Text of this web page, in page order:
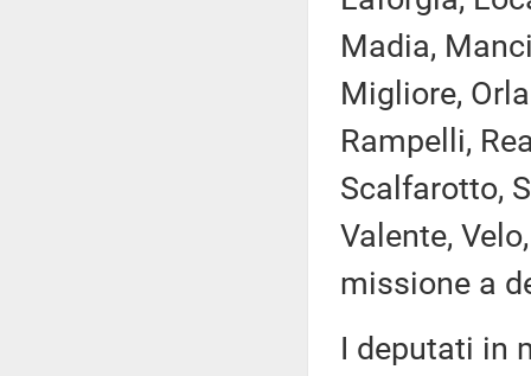
Madia,
Migliore,
Rampelli,
Scalfarotto,
Valente,
missione a
I deputati in